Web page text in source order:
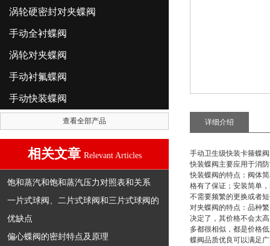
涡轮硬密封对夹蝶阀
手动全衬蝶阀
涡轮对夹蝶阀
手动衬氟蝶阀
手动快装蝶阀
查看全部产品
相关文章 Relevant Articles
饱和蒸汽和饱和蒸汽压力对照表和关系
一片式球阀、二片式球阀和三片式球阀的
优缺点
偏心蝶阀的密封特点及原理
详细介绍
手动卫生级快装卡箍蝶阀
快装蝶阀主要应用于消
快装蝶阀的特点：阀体
格有了保证；安装简单
不需要频繁的更换或者
对夹蝶阀的特点：品种
决定了，其价格不会太
多都很相似，都是价格
蝶阀品质优良可以满足